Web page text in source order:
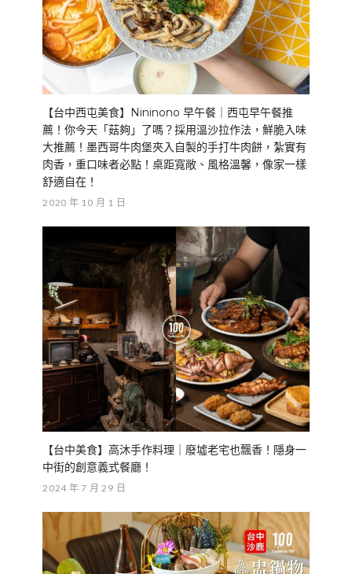
【台中西屯美食】Nininono 早午餐｜西屯早午餐推
薦！你今天「菇夠」了嗎？採用溫沙拉作法，鮮脆入味
大推薦！墨西哥牛肉堡夾入自製的手打牛肉餅，紮實有
肉香，重口味者必點！桌距寬敞、風格溫馨，像家一樣
舒適自在！
2020 年 10 月 1 日
【台中美食】高沐手作料理｜廢墟老宅也飄香！隱身一
中街的創意義式餐廳！
2024 年 7 月 29 日